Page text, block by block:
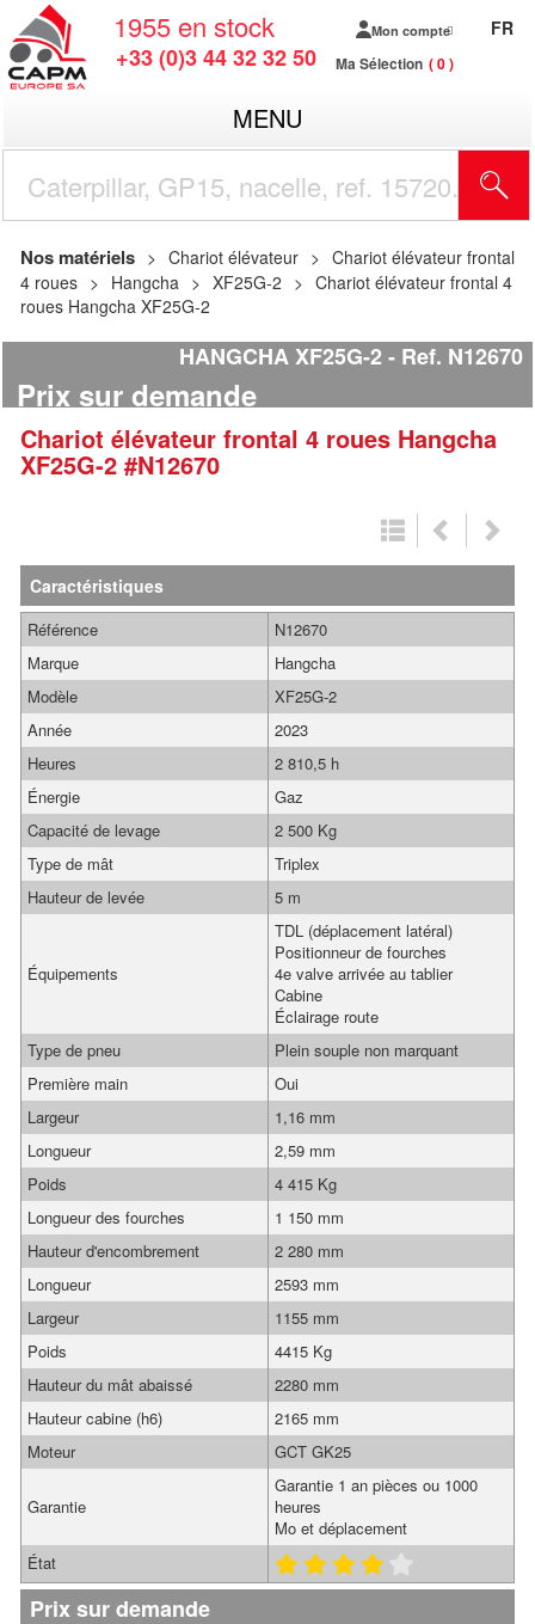
1955 en stock
+33 (0)3 44 32 32 50
Mon compte
Ma Sélection 0
FR
MENU
Nos matériels Chariot élévateur
Chariot élévateur frontal
4 roues
Hangcha XF25G-2
Chariot élévateur frontal 4
roues Hangcha XF25G-2
HANGCHA XF25G-2 Ref. N12670
Prix sur demande
Chariot élévateur frontal 4 roues Hangcha
XF25G-2 #N12670
Caractéristiques
Référence
N12670
Marque
Hangcha
Modèle
XF25G-2
Année
2023
Heures
2 810,5 h
Énergie
Gaz
Capacité de levage
2 500 Kg
Type de mât
Triplex
Hauteur de levée
5 m
Équipements
TDL (déplacement latéral)
Positionneur de fourches
4e valve arrivée au tablier
Cabine
Éclairage route
Type de pneu
Plein souple non marquant
Première main
Oui
Largeur
1,16 mm
Longueur
2,59 mm
Poids
4 415 Kg
Longueur des fourches
1 150 mm
Hauteur d'encombrement
2 280 mm
Longueur
2593 mm
Largeur
1155 mm
Poids
4415 Kg
Hauteur du mât abaissé
2280 mm
Hauteur cabine (h6)
2165 mm
Moteur
GCT GK25
Garantie
Garantie 1 an pièces ou 1000
heures
Mo et déplacement
État
Prix sur demande